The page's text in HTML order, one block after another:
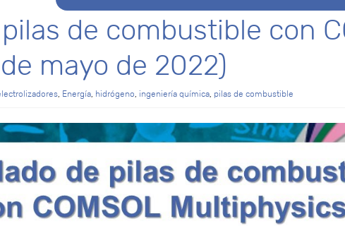
de combustible con
mayo de 2022)
Energía hidrógeno ingeniería química pilas de combustible